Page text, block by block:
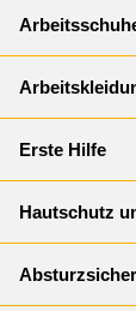
Erste Hilfe
Hautschutz